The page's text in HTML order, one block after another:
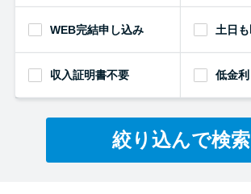
カードローンの見
ードローン
WEB完結申し込み 土日
収入証明書不要 低金利
絞り込んで検索